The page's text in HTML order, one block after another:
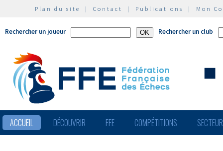
Plan du site | Contact | Publications | Mon
Rechercher un joueur Rechercher un club
ACCUEIL DÉCOUVRIR FFE COMPÉTITIONS